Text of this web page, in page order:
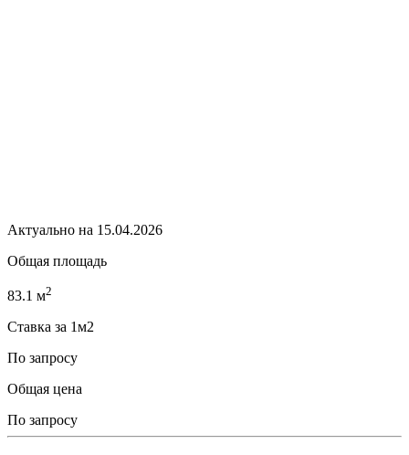
Актуально на 15.04.2026
Общая площадь
83.1 м2
Ставка за 1м2
По запросу
Общая цена
По запросу